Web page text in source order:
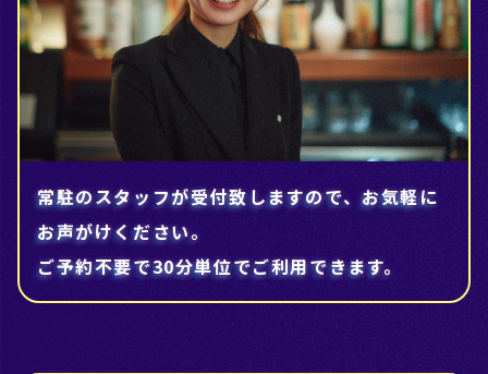
常駐のスタッフが受付致しますので、お気軽に
お声がけください。
ご予約不要で30分単位でご利用できます。